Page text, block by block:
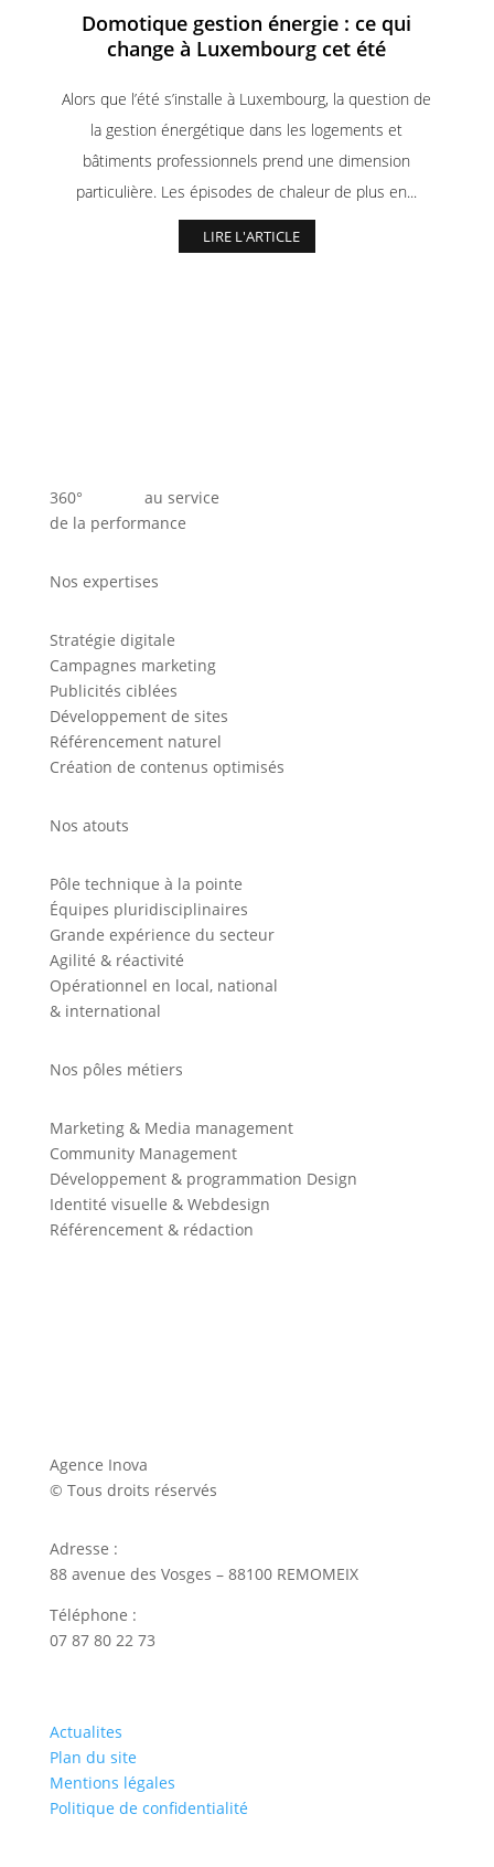
Domotique gestion énergie : ce qui
change à Luxembourg cet été
Alors que l’été s’installe à Luxembourg, la question de
la gestion énergétique dans les logements et
bâtiments professionnels prend une dimension
particulière. Les épisodes de chaleur de plus en...
LIRE L'ARTICLE
360° au service
de la performance
Nos expertises
Stratégie digitale
Campagnes marketing
Publicités ciblées
Développement de sites
Référencement naturel
Création de contenus optimisés
Nos atouts
Pôle technique à la pointe
Équipes pluridisciplinaires
Grande expérience du secteur
Agilité & réactivité
Opérationnel en local, national
& international
Nos pôles métiers
Marketing & Media management
Community Management
Développement & programmation Design
Identité visuelle & Webdesign
Référencement & rédaction
Agence Inova
© Tous droits réservés
Adresse :
88 avenue des Vosges – 88100 REMOMEIX
Téléphone :
07 87 80 22 73
Actualites
Plan du site
Mentions légales
Politique de confidentialité